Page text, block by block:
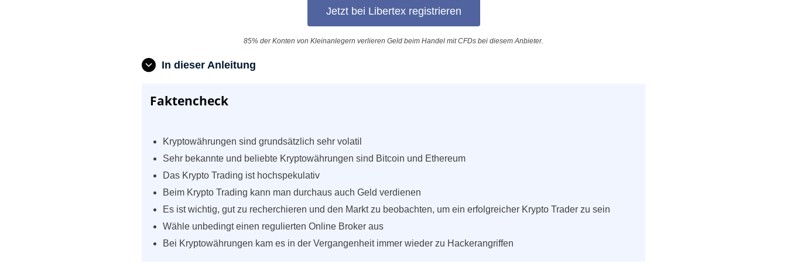
Jetzt bei Libertex registrieren
85% der Konten von Kleinanlegern verlieren Geld beim Handel mit CFDs bei diesem Anbieter.
In dieser Anleitung
Faktencheck
Kryptowährungen sind grundsätzlich sehr volatil
Sehr bekannte und beliebte Kryptowährungen sind Bitcoin und Ethereum
Das Krypto Trading ist hochspekulativ
Beim Krypto Trading kann man durchaus auch Geld verdienen
Es ist wichtig, gut zu recherchieren und den Markt zu beobachten, um ein erfolgreicher Krypto Trader zu sein
Wähle unbedingt einen regulierten Online Broker aus
Bei Kryptowährungen kam es in der Vergangenheit immer wieder zu Hackerangriffen